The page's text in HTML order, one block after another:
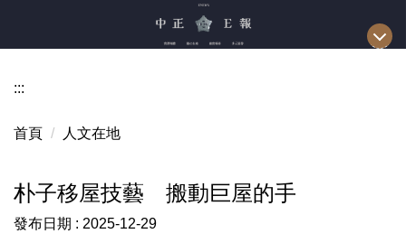
區
:::
首頁 人文在地
朴子移屋技藝 搬動巨屋的手
發布日期 : 2025-12-29